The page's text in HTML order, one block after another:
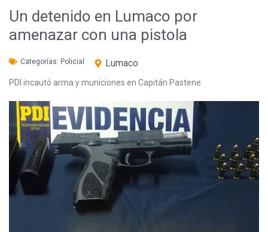
Un detenido en Lumaco por
amenazar con una pistola
Categorías: Policial Lumaco
PDI incautó arma y municiones en Capitán Pastene